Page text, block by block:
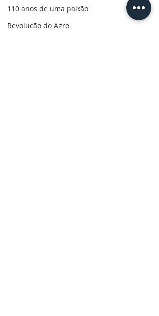
110 anos de uma paixão
Revolução do Agro